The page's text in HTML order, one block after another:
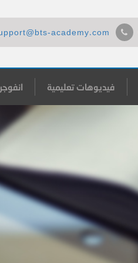
academy.com
فيديوهات تعليمية